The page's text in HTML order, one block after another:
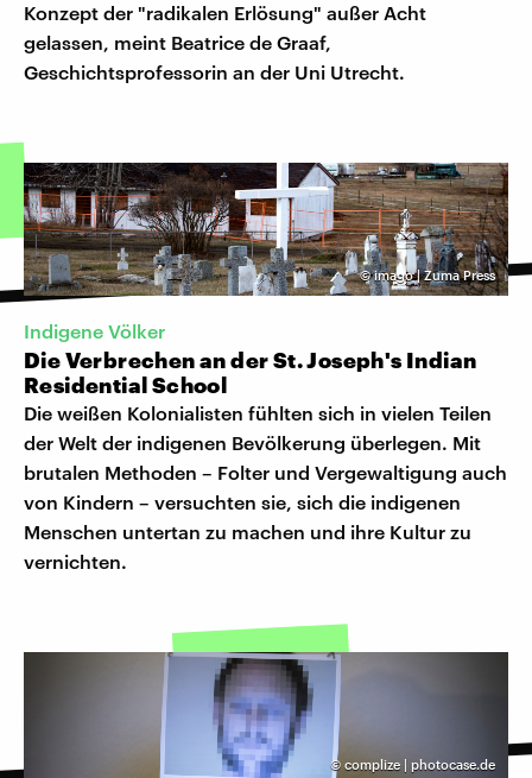
Konzept der "radikalen Erlösung" außer Acht
gelassen, meint Beatrice de Graaf,
Geschichtsprofessorin an der Uni Utrecht.
©imago | Zuma Press
Indigene Völker
Die Verbrechen an der St. Joseph's Indian
Residential School
Die weißen Kolonialisten fühlten sich in vielen Teilen
der Welt der indigenen Bevölkerung überlegen. Mit
brutalen Methoden – Folter und Vergewaltigung auch
von Kindern – versuchten sie, sich die indigenen
Menschen untertan zu machen und ihre Kultur zu
vernichten.
© complize | photocase.de